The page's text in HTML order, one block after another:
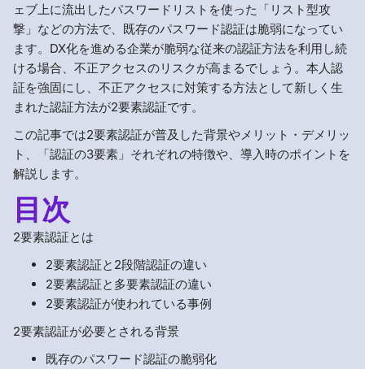
ェブ上に流出したパスワードリストを使った「リスト型攻
撃」などの方法で、既存のパスワード認証は脆弱になってい
ます。DX化を進める企業が脆弱な従来の認証方法を利用し続
ける場合、不正アクセスのリスクが高まるでしょう。本人認
証を強固にし、不正アクセスに対策する方法として新しく生
まれた認証方法が2要素認証です。
この記事では2要素認証が普及した背景やメリット・デメリッ
ト、「認証の3要素」それぞれの特徴や、導入時のポイントを
解説します。
目次
2要素認証とは
2要素認証と2段階認証の違い
2要素認証と多要素認証の違い
2要素認証が使われている事例
2要素認証が必要とされる背景
既存のパスワード認証の脆弱化